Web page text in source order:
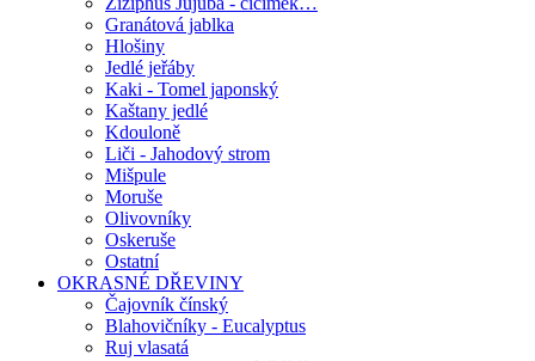
Granátová jablka
Hlošiny
Jedlé jeřáby
Kaki - Tomel japonský
Kaštany jedlé
Kdouloně
Liči - Jahodový strom
Mišpule
Moruše
Olivovníky
Oskeruše
Ostatní
OKRASNÉ DŘEVINY
Čajovník čínský
Blahovičníky - Eucalyptus
Ruj vlasatá